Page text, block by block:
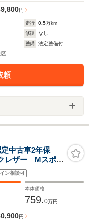
円
走行 0.5万km
修復
なし
整備
法定整備付
区
頼
中古車2年保
レザー Mスポー
ドアップディ
Mスポーツエ
ン相談可
本体価格
759.0万円
円